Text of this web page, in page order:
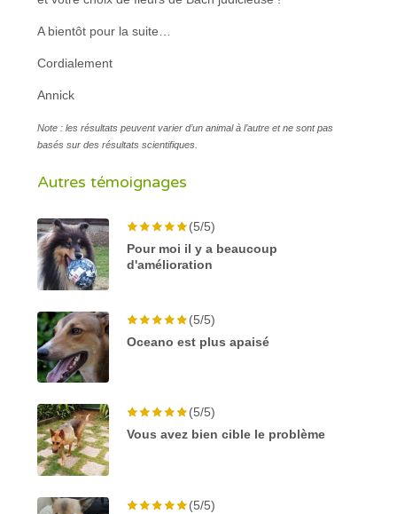
A bientôt pour la suite…
Cordialement
Annick
Note : les résultats peuvent varier d’un animal à l’autre et ne sont pas
basés sur des résultats scientifiques.
Autres témoignages
(5/5)
Pour moi il y a beaucoup
d'amélioration
(5/5)
Oceano est plus apaisé
(5/5)
Vous avez bien cible le problème
(5/5)